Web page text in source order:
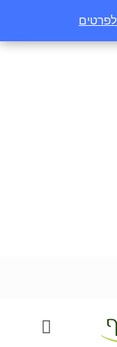
לפרטים
לפרטים